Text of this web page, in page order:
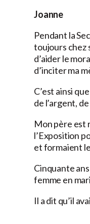
Joanne
Pendant la
toujours chez
d’aider le
d’inciter ma
C’est ainsi
de l’argent,
Mon père est
l’Exposition
et formaient
Cinquante
femme en
Il a dit qu’il